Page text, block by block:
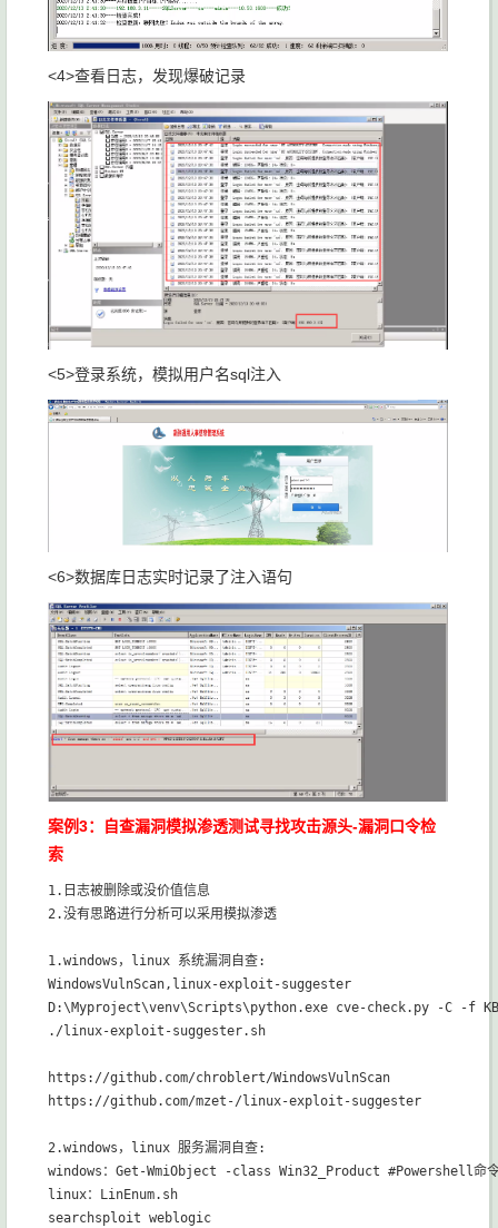
<4>查看日志，发现爆破记录
<5>登录系统，模拟用户名sql注入
<6>数据库日志实时记录了注入语句
案例3：自查漏洞模拟渗透测试寻找攻击源头-漏洞口令检
索
1.日志被删除或没价值信息
2.没有思路进行分析可以采用模拟渗透
1.windows，linux 系统漏洞自查:
WindowsVulnScan,linux-exploit-suggester
D:\Myproject\venv\Scripts\python.exe cve-check.py -C -f
./linux-exploit-suggester.sh
https://github.com/chroblert/WindowsVulnScan
https://github.com/mzet-/linux-exploit-suggester
2.windows，linux 服务漏洞自查:
windows：Get-WmiObject -class Win32_Product #Powershell命
linux：LinEnum.sh
searchsploit weblogic